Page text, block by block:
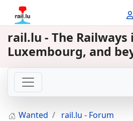
rail.lu - The Railways
Luxembourg, and
Wanted
rail.lu - Forum